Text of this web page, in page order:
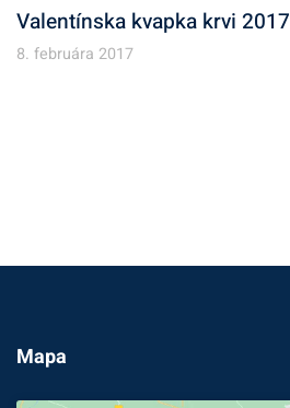
Valentínska kvapka krvi 2017
8. februára 2017
Mapa